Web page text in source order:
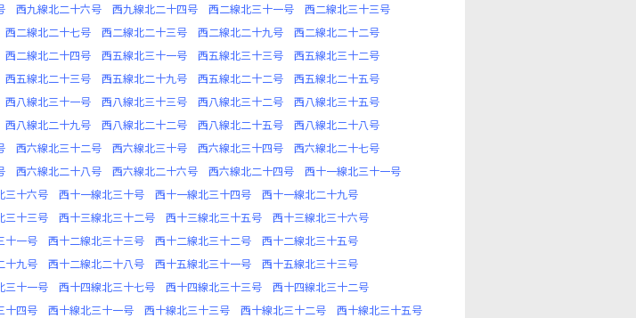
西九線北二十六号 西九線北二十四号 西二線北三十一号
西二線北三十三号
西二線北二十七号 西二線北二十三号 西二線北二十九号
西二線北二十二号
西二線北二十四号 西五線北三十一号 西五線北三十三号
西五線北三十二号
西五線北二十三号 西五線北二十九号 西五線北二十二号
西五線北二十五号
西八線北三十一号 西八線北三十三号 西八線北三十二号
西八線北三十五号
西八線北二十九号 西八線北二十二号 西八線北二十五号
西八線北二十八号
西六線北三十二号 西六線北三十号 西六線北三十四号
西六線北二十七号
西六線北二十八号 西六線北二十六号 西六線北二十四号
西十一線北三十一号
三十六号 西十一線北三十号 西十一線北三十四号
西十一線北二十九号
三十三号 西十三線北三十二号 西十三線北三十五号
西十三線北三十六号
十一号 西十二線北三十三号 西十二線北三十二号
西十二線北三十五号
十九号 西十二線北二十八号 西十五線北三十一号
西十五線北三十三号
三十一号 西十四線北三十七号 西十四線北三十三号
西十四線北三十二号
十四号 西十線北三十一号 西十線北三十三号 西十線北三十二号
西十線北三十五号